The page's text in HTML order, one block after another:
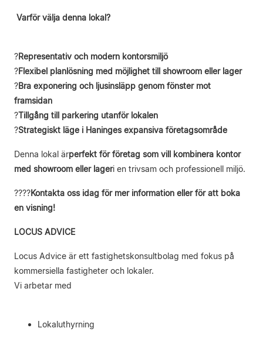
Varför välja denna lokal?
?Representativ och modern kontorsmiljö
?Flexibel planlösning med möjlighet till showroom eller lager
?Bra exponering och ljusinsläpp genom fönster mot
framsidan
?Tillgång till parkering utanför lokalen
?Strategiskt läge i Haninges expansiva företagsområde
Denna lokal ärperfekt för företag som vill kombinera kontor
med showroom eller lageri en trivsam och professionell miljö.
????Kontakta oss idag för mer information eller för att boka
en visning!
LOCUS ADVICE
Locus Advice är ett fastighetskonsultbolag med fokus på
kommersiella fastigheter och lokaler.
Vi arbetar med
Lokaluthyrning